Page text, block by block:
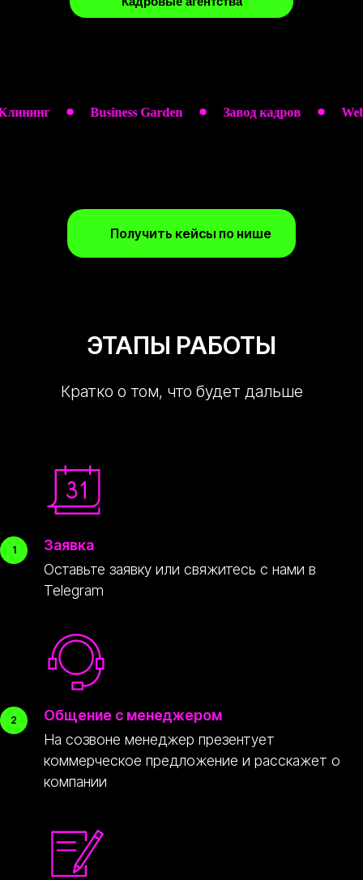
Business Garden Завод кадров WebStead
Получить кейсы по нише
ЭТАПЫ РАБОТЫ
Кратко о том, что будет дальше
Заявка
Оставьте заявку или свяжитесь с нами в
Telegram
Общение с менеджером
На созвоне менеджер презентует
коммерческое предложение и расскажет о
компании